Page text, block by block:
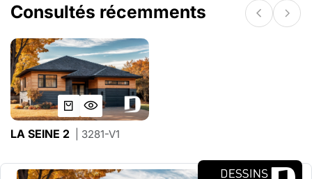
Consultés récemments
LA SEINE 2 | 3281-V1